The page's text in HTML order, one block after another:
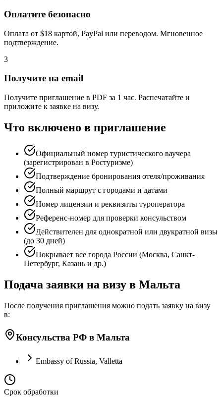
Оплатите безопасно
Оплата от $18 картой, PayPal или переводом. Мгновенное
подтверждение.
3
Получите на email
Получите приглашение в PDF за 1 час. Распечатайте и
приложите к заявке на визу.
Что включено в приглашение
Официальный номер туристического ваучера
(зарегистрирован в Ростуризме)
Подтверждение бронирования отеля/проживания
Полный маршрут с городами и датами
Номер лицензии и реквизиты туроператора
Референс-номер для проверки консульством
Действителен для однократной или двукратной визы
(до 30 дней)
Покрывает все города России (Москва, Санкт-
Петербург, Казань и др.)
Подача заявки на визу в Мальта
После получения приглашения можно подать заявку на визу
в:
Консульства РФ в Мальта
Embassy of Russia, Valletta
Срок обработки